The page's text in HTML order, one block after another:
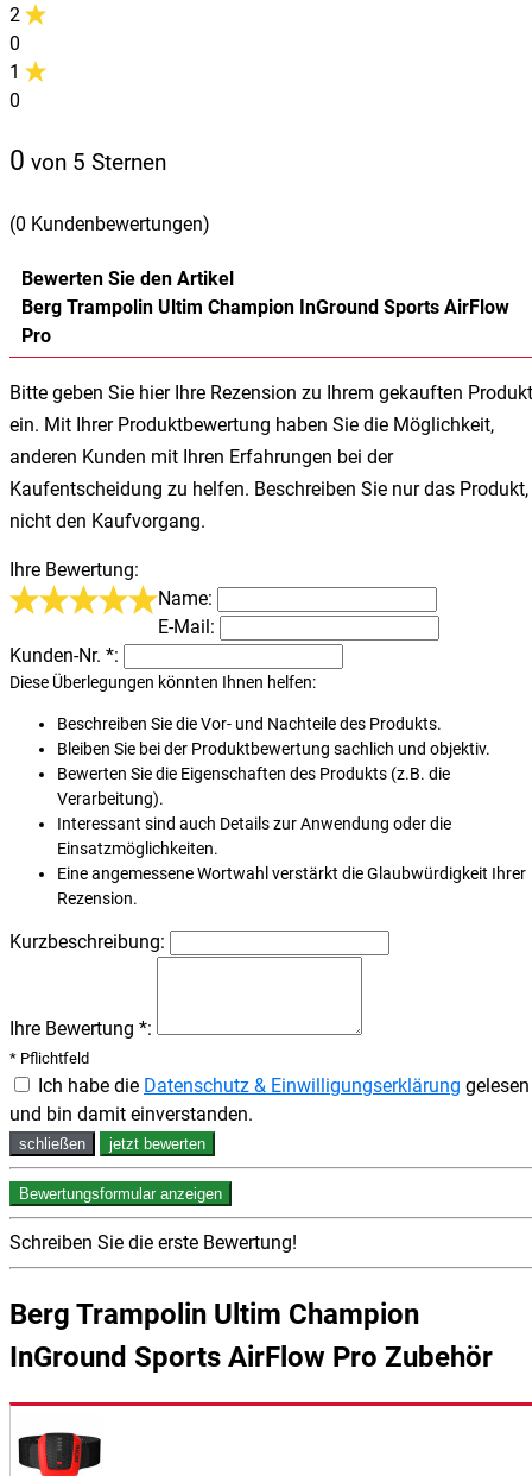
2
0
1
0
0 von 5 Sternen
(0 Kundenbewertungen)
Bewerten Sie den Artikel
Berg Trampolin Ultim Champion InGround Sports AirFlow
Pro
Bitte geben Sie hier Ihre Rezension zu Ihrem gekauften Produkt
ein. Mit Ihrer Produktbewertung haben Sie die Möglichkeit,
anderen Kunden mit Ihren Erfahrungen bei der
Kaufentscheidung zu helfen. Beschreiben Sie nur das Produkt,
nicht den Kaufvorgang.
Ihre Bewertung:
Name:
E-Mail:
Kunden-Nr. *:
Diese Überlegungen könnten Ihnen helfen:
Beschreiben Sie dieVor- und Nachteiledes Produkts.
Bleiben Sie bei der Produktbewertung sachlich und objektiv.
Bewerten Sie die Eigenschaften des Produkts (z.B. die
Verarbeitung).
Interessant sind auch Details zur Anwendung oder die
Einsatzmöglichkeiten.
Eineangemessene Wortwahl verstärkt die Glaubwürdigkeit Ihrer
Rezension.
Kurzbeschreibung:
Ihre Bewertung *:
* Pflichtfeld
Ich habe die Datenschutz & Einwilligungserklärung gelesen
und bin damit einverstanden.
schließen jetzt bewerten
Bewertungsformular anzeigen
Schreiben Sie die erste Bewertung!
Berg Trampolin Ultim Champion
InGround Sports AirFlow Pro Zubehör